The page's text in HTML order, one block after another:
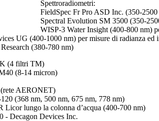
Spettroradiometri:
FieldSpec Fr Pro ASD Inc. (350-2500
Spectral Evolution SM 3500 (350-
WISP-3 Water Insight (400-800 nm)
UG (400-1000 nm) per misure di radianza ed
(380-780 nm)
(4 filtri TM)
(8-14 micron)
AERONET)
(368 nm, 500 nm, 675 nm, 778 nm)
Licor lungo la colonna d’acqua (400-700 nm)
- Decagon Devices Inc.